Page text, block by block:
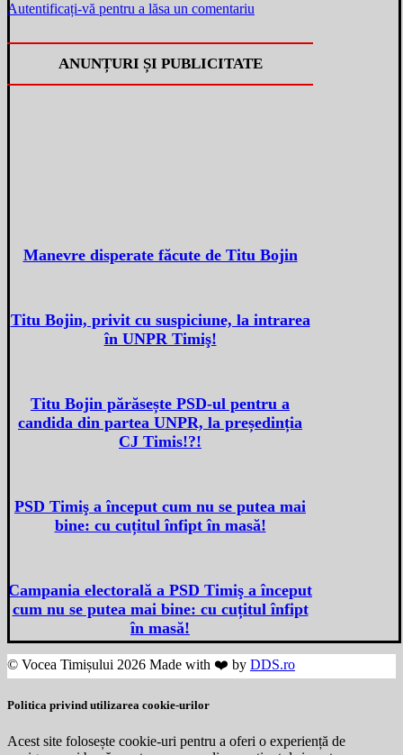
Autentificați-vă pentru a lăsa un comentariu
ANUNȚURI ȘI PUBLICITATE
Manevre disperate făcute de Titu Bojin
Titu Bojin, privit cu suspiciune, la intrarea
în UNPR Timiş!
Titu Bojin părăsește PSD-ul pentru a
candida din partea UNPR, la președinția
CJ Timis!?!
PSD Timiş a început cum nu se putea mai
bine: cu cuțitul înfipt în masă!
Campania electorală a PSD Timiş a început
cum nu se putea mai bine: cu cuțitul înfipt
în masă!
© Vocea Timișului 2026 Made with ❤️ by DDS.ro
Politica privind utilizarea cookie-urilor
Acest site folosește cookie-uri pentru a oferi o experiență de